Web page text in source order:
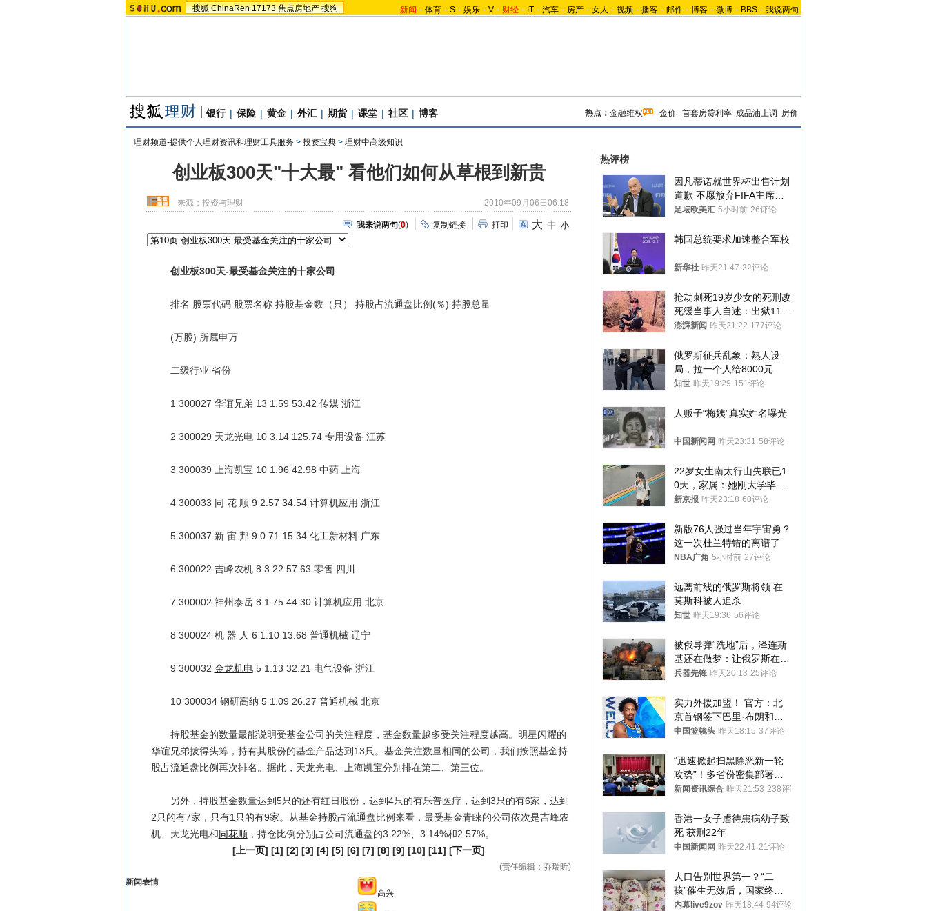
搜狐 ChinaRen 17173 焦点房地产 搜狗 新闻 - 体育 - S - 娱乐 - V - 财经 - IT - 汽车 - 房产 - 女人 - 视频 - 播客 - 邮件 - 博客 - 微博 - BBS - 我说两句
银行 | 保险 | 黄金 | 外汇 | 期货 | 课堂 | 社区 | 博客 热点： 金融维权 金价 首套房贷利率 成品油上调 房价
理财频道-提供个人理财资讯和理财工具服务 > 投资宝典 > 理财中高级知识
创业板300天"十大最" 看他们如何从草根到新贵
来源： 投资与理财 2010年09月06日06:18
我来说两句(0) 复制链接 打印 大 中 小
创业板300天-最受基金关注的十家公司
排名 股票代码 股票名称 持股基金数（只） 持股占流通盘比例(％) 持股总量
(万股) 所属申万
二级行业 省份
1 300027 华谊兄弟 13 1.59 53.42 传媒 浙江
2 300029 天龙光电 10 3.14 125.74 专用设备 江苏
3 300039 上海凯宝 10 1.96 42.98 中药 上海
4 300033 同 花 顺 9 2.57 34.54 计算机应用 浙江
5 300037 新 宙 邦 9 0.71 15.34 化工新材料 广东
6 300022 吉峰农机 8 3.22 57.63 零售 四川
7 300002 神州泰岳 8 1.75 44.30 计算机应用 北京
8 300024 机 器 人 6 1.10 13.68 普通机械 辽宁
9 300032 金龙机电5 1.13 32.21 电气设备 浙江
10 300034 钢研高纳 5 1.09 26.27 普通机械 北京
持股基金的数量最能说明受基金公司的关注程度，基金数量越多受关注程度越高。明星闪耀的
华谊兄弟拔得头筹，持有其股份的基金产品达到13只。基金关注数量相同的公司，我们按照基金持
股占流通盘比例再次排名。据此，天龙光电、上海凯宝分别排在第二、第三位。
另外，持股基金数量达到5只的还有红日股份，达到4只的有乐普医疗，达到3只的有6家，达到
2只的有7家，只有1只的有9家。从基金持股占流通盘比例来看，最受基金青睐的公司依次是吉峰农
机、天龙光电和同花顺，持仓比例分别占公司流通盘的3.22%、3.14%和2.57%。
[ 上一页] [1] [2] [3] [4] [5] [6] [7] [8] [9] [10] [11] [下一页]
(责任编辑：乔瑞昕)
新闻表情
高兴
热评榜
因凡蒂诺就世界杯出售计划
道歉 不愿放弃FIFA主席职
位
足坛欧美汇 5小时前 26评论
韩国总统要求加速整合军校
新华社 昨天21:47 22评论
抢劫刺死19岁少女的死刑改
死缓当事人自述：出狱11年
间始终刻意躲避被害人家属
澎湃新闻 昨天21:22 177评论
俄罗斯征兵乱象：熟人设
局，拉一个人给8000元
知世 昨天19:29 151评论
人贩子“梅姨”真实姓名曝光
中国新闻网 昨天23:31 58评论
22岁女生南太行山失联已1
0天，家属：她刚大学毕业
想到山里旅行
新京报 昨天23:18 60评论
新版76人强过当年宇宙勇？
这一次杜兰特错的离谱了
NBA广角 5小时前 27评论
远离前线的俄罗斯将领 在
莫斯科被人追杀
知世 昨天19:36 56评论
被俄导弹“洗地”后，泽连斯
基还在做梦：让俄罗斯在冬
季前求和？
兵器先锋 昨天20:13 25评论
实力外援加盟！ 官方：北
京首钢签下巴里·布朗和桑
普森
中国篮镜头 昨天18:15 37评论
“迅速掀起扫黑除恶新一轮
攻势”！多省份密集部署，
公布举报方式
新闻资讯综合 昨天21:53 238评论
香港一女子虐待患病幼子致
死 获刑22年
中国新闻网 昨天22:41 21评论
人口告别世界第一？“二
孩”催生无效后，国家终于
向住房出手了！
内幕live9zov 昨天18:44 94评论